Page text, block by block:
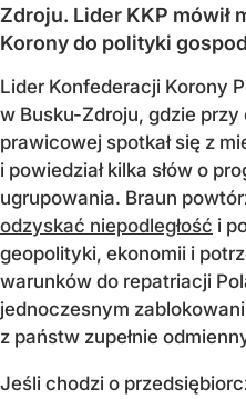
Zdroju. Lider KKP mówił
Korony do polityki
Lider Konfederacji Korony
w Busku-Zdroju, gdzie
prawicowej spotkał się z
i powiedział kilka słów o
ugrupowania. Braun
odzyskać niepodległość i
geopolityki, ekonomii i
warunków do repatriacji
jednoczesnym
z państw zupełnie
Jeśli chodzi o